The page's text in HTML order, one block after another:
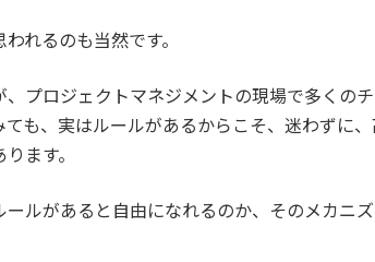
われるのも当然です。
、プロジェクトマネジメントの現場で多くの
ても、実はルールがあるからこそ、迷わずに
ます。
ールがあると自由になれるのか、そのメカニ